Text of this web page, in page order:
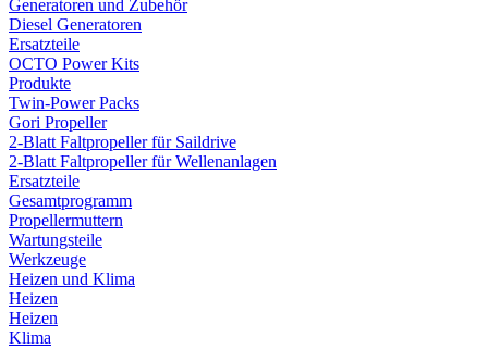
Generatoren und Zubehör
Diesel Generatoren
Ersatzteile
OCTO Power Kits
Produkte
Twin-Power Packs
Gori Propeller
2-Blatt Faltpropeller für Saildrive
2-Blatt Faltpropeller für Wellenanlagen
Ersatzteile
Gesamtprogramm
Propellermuttern
Wartungsteile
Werkzeuge
Heizen und Klima
Heizen
Heizen
Klima